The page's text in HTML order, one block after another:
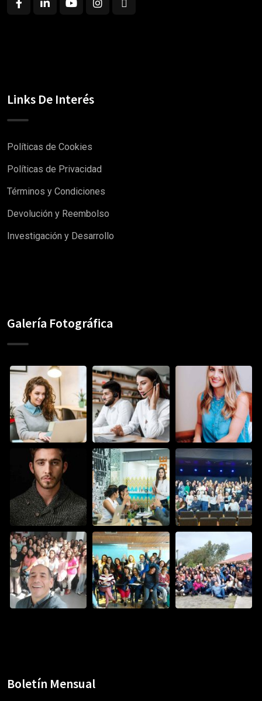
Links De Interés
Políticas de Cookies
Políticas de Privacidad
Términos y Condiciones
Devolución y Reembolso
Investigación y Desarrollo
Galería Fotográfica
Boletín Mensual